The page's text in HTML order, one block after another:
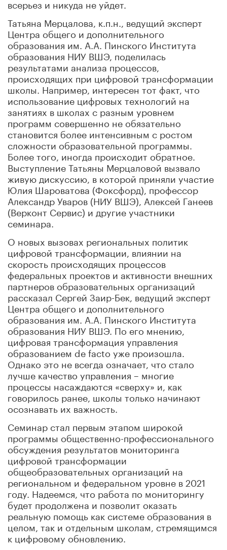
всерьез и никуда не уйдет.
Татьяна Мерцалова, к.п.н., ведущий эксперт
Центра общего и дополнительного
образования им. А.А. Пинского Института
образования НИУ ВШЭ, поделилась
результатами анализа процессов,
происходящих при цифровой трансформации
школы. Например, интересен тот факт, что
использование цифровых технологий на
занятиях в школах с разным уровнем
программ совершенно не обязательно
становится более интенсивным с ростом
сложности образовательной программы.
Более того, иногда происходит обратное.
Выступление Татьяны Мерцаловой вызвало
живую дискуссию, в которой приняли участие
Юлия Шароватова (Фоксфорд), профессор
Александр Уваров (НИУ ВШЭ), Алексей Ганеев
(Верконт Сервис) и другие участники
семинара.
О новых вызовах региональных политик
цифровой трансформации, влиянии на
скорость происходящих процессов
федеральных проектов и активности внешних
партнеров образовательных организаций
рассказал Сергей Заир-Бек, ведущий эксперт
Центра общего и дополнительного
образования им. А.А. Пинского Института
образования НИУ ВШЭ. По его мнению,
цифровая трансформация управления
образованием de facto уже произошла.
Однако это не всегда означает, что стало
лучше качество управления – многие
процессы насаждаются «сверху» и, как
говорилось ранее, школы только начинают
осознавать их важность.
Семинар стал первым этапом широкой
программы общественно-профессионального
обсуждения результатов мониторинга
цифровой трансформации
общеобразовательных организаций на
региональном и федеральном уровне в 2021
году. Надеемся, что работа по мониторингу
будет продолжена и позволит оказать
реальную помощь как системе образования в
целом, так и отдельным школам, стремящимся
к цифровому обновлению.